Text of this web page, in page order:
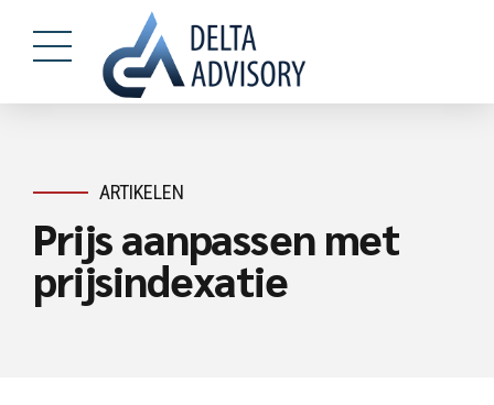
ARTIKELEN
Prijs aanpassen met
prijsindexatie